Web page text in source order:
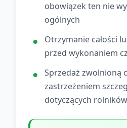
obowiązek ten nie
ogólnych
Otrzymanie całości
przed wykonaniem
Sprzedaż zwolnioną
zastrzeżeniem
dotyczących